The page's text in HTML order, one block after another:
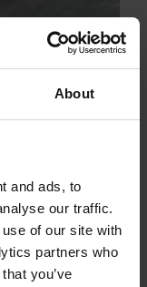
About
and ads, to
our traffic.
of our site with
partners who
you’ve